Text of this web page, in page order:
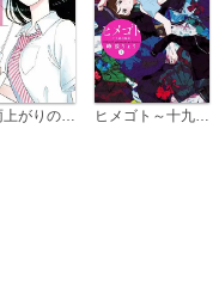
恋は雨上がりのように ヒメゴト～十九歳の制服～